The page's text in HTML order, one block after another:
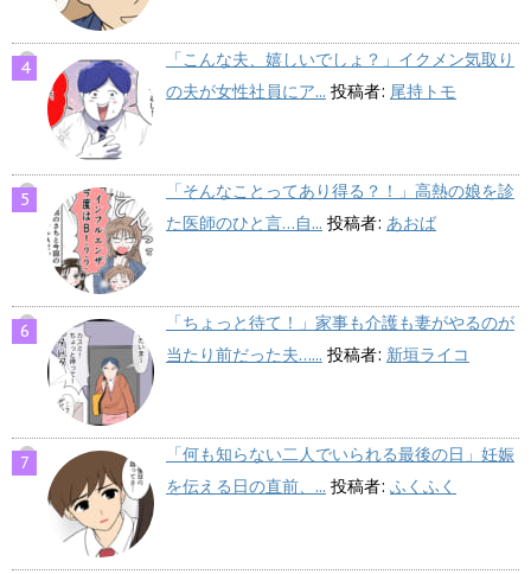
「こんな夫、嬉しいでしょ？」イクメン気取り
の夫が女性社員にア... 投稿者: 尾持トモ
「そんなことってあり得る？！」高熱の娘を診
た医師のひと言…自... 投稿者: あおば
「ちょっと待て！」家事も介護も妻がやるのが
当たり前だった夫…... 投稿者: 新垣ライコ
「何も知らない二人でいられる最後の日」妊娠
を伝える日の直前、... 投稿者: ふくふく